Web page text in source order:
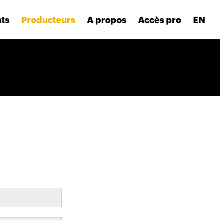
Producteurs A propos Accès pro EN